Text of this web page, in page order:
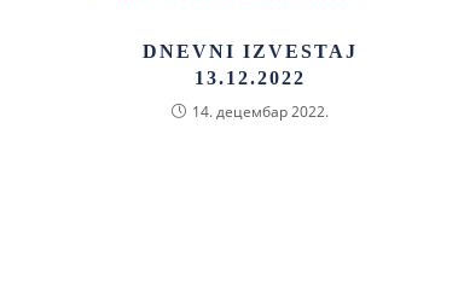
DNEVNI IZVESTAJ
13.12.2022
14. децембар 2022.